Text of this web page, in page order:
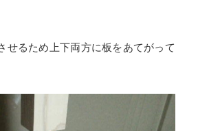
せるため上下両方に板をあてがって